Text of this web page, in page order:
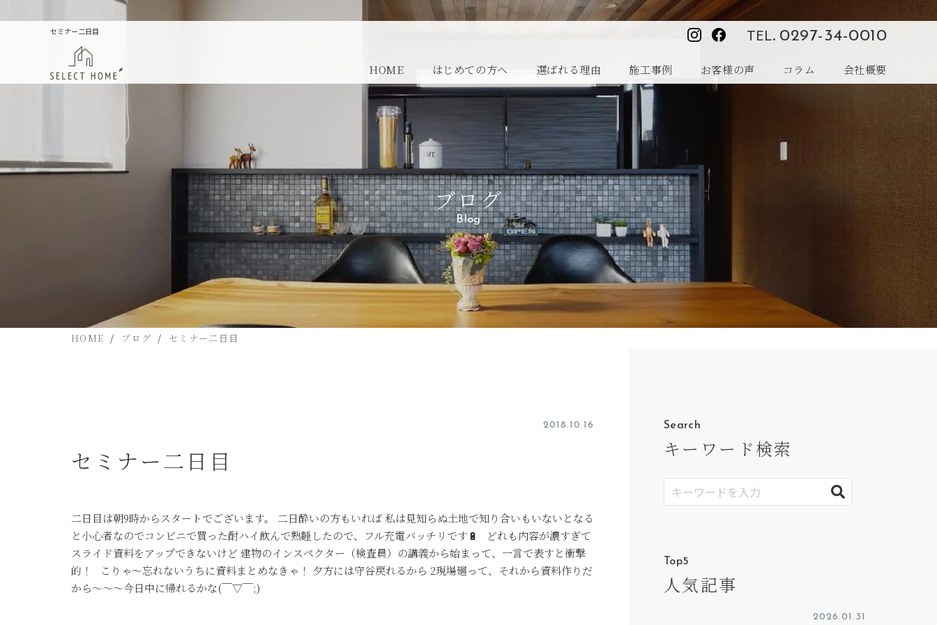
セミナー二日目 TEL. 0297-34-0010
HOME はじめての方へ 選ばれる理由 施工事例 お客様の声 コラム 会社概要
ブログ
Blog
HOME ブログ セミナー二日目
2018.10.16
セミナー二日目
二日目は朝9時からスタートでございます。 二日酔いの方もいれば 私は見知らぬ土地で知り合いもいないとなる
と小心者なのでコンビニで買った酎ハイ飲んで熟睡したので、フル充電バッチリです🔋 どれも内容が濃すぎて
スライド資料をアップできないけど 建物のインスペクター（検査員）の講義から始まって、一言で表すと衝撃
的！ こりゃ〜忘れないうちに資料まとめなきゃ！ 夕方には守谷戻れるから 2現場廻って、それから資料作りだ
から〜〜〜今日中に帰れるかな(￣▽￣;)
Search
キーワード検索
Top5
人気記事
2026.01.31